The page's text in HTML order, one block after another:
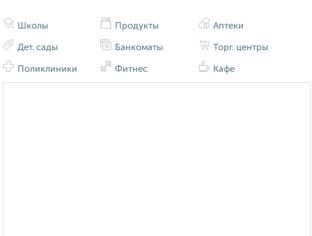
Школы
Дет. сады
Поликлиники
Продукты
Банкоматы
Фитнес
Аптеки
Торг. центры
Кафе